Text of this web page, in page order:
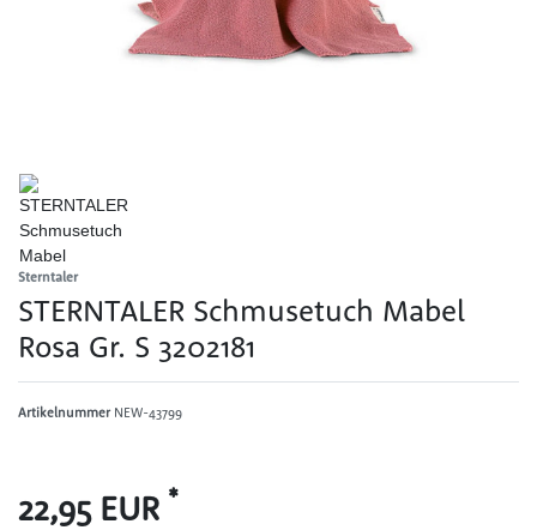
Sterntaler
STERNTALER Schmusetuch Mabel
Rosa Gr. S 3202181
Artikelnummer NEW-43799
22,95 EUR *